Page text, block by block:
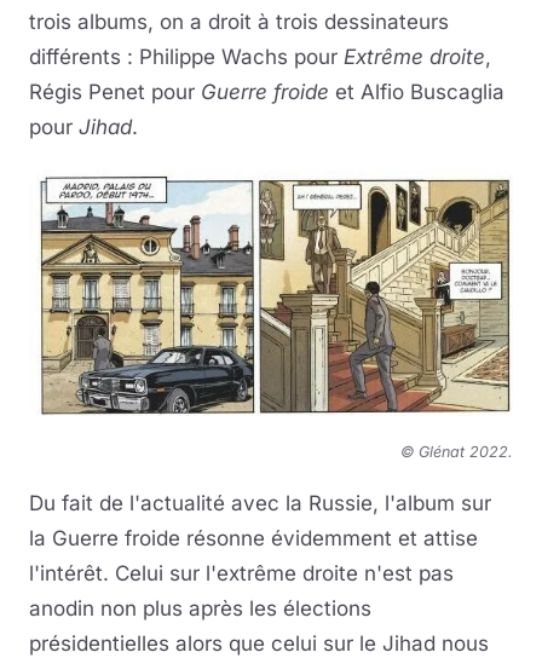
trois albums, on a droit à trois dessinateurs
différents : Philippe Wachs pour Extrême droite,
Régis Penet pour Guerre froide et Alfio Buscaglia
pour Jihad.
© Glénat 2022.
Du fait de l'actualité avec la Russie, l'album sur
la Guerre froide résonne évidemment et attise
l'intérêt. Celui sur l'extrême droite n'est pas
anodin non plus après les élections
présidentielles alors que celui sur le Jihad nous